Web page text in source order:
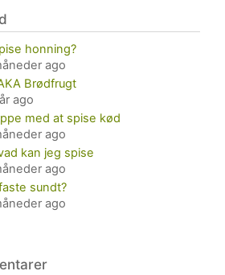
honning?
ago
Brødfrugt
ago
med at spise kød
ago
kan jeg spise
ago
sundt?
ago